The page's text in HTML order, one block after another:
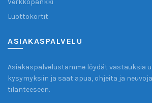
Verkkopankki
Luottokortit
ASIAKASPALVELU
Asiakaspalvelustamme löydät vastauksia
kysymyksiin ja saat apua, ohjeita ja
tilanteeseen.
Asiakkaiden arvostelut
Hanna (varmistettu kirjoittaja) 16/04/2023
Google